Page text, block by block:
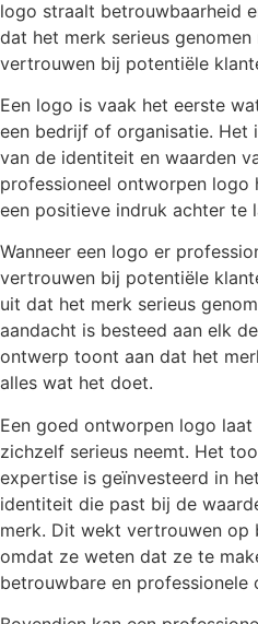
logo straalt betrouwbaarheid
dat het merk serieus
vertrouwen bij potentiële
Een logo is vaak het eerste
een bedrijf of organisatie. Het
van de identiteit en waarden
professioneel ontworpen
een positieve indruk achter te
Wanneer een logo er
vertrouwen bij potentiële
uit dat het merk serieus
aandacht is besteed aan elk
ontwerp toont aan dat het
alles wat het doet.
Een goed ontworpen logo
zichzelf serieus neemt. Het
expertise is geïnvesteerd in
identiteit die past bij de
merk. Dit wekt vertrouwen op
omdat ze weten dat ze te
betrouwbare en professionele